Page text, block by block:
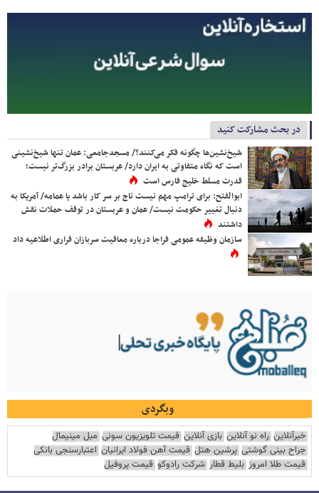
در بحث مشارکت کنید
شیخ‌نشین‌ها چگونه فکر می‌کنند؟/ مسجدجامعی: عمان تنها شیخ‌نشینی
است که نگاه متفاوتی به ایران دارد/ عربستان برادر بزرگ‌تر نیست؛
قدرت مسلط خلیج فارس است
ابوالفتح: برای ترامپ مهم نیست تاج بر سر کار باشد یا عمامه/ آمریکا به
دنبال تغییر حکومت نیست/ عمان و عربستان در توقف حملات نقش
داشتند
سازمان وظیفه عمومی فراجا درباره معافیت سربازان فراری اطلاعیه داد
وبگردی
خبرآنلاین راه نو آنلاین بازی آنلاین قیمت تلویزیون سونی مبل مینیمال
جراح بینی گوشتی پرشین هتل قیمت آهن فولاد ایرانیان اعتبارسنجی بانکی
قیمت طلا امروز بلیط قطار شرکت رادوکو قیمت پروفیل